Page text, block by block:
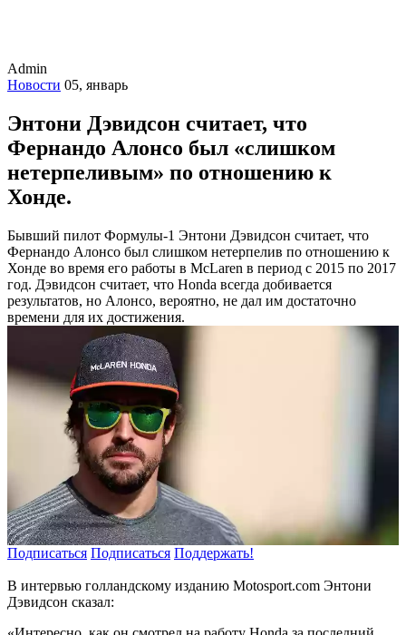
Admin
Новости 05, январь
Энтони Дэвидсон считает, что
Фернандо Алонсо был «слишком
нетерпеливым» по отношению к
Хонде.
Бывший пилот Формулы-1 Энтони Дэвидсон считает, что
Фернандо Алонсо был слишком нетерпелив по отношению к
Хонде во время его работы в McLaren в период с 2015 по 2017
год. Дэвидсон считает, что Honda всегда добивается
результатов, но Алонсо, вероятно, не дал им достаточно
времени для их достижения.
Подписаться Подписаться Поддержать!
В интервью голландскому изданию Motosport.com Энтони
Дэвидсон сказал: